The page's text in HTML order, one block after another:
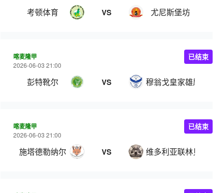
考顿体育 VS 尤尼斯堡坊
喀麦隆甲
2026-06-03 21:00
彭特靴尔 VS 穆翁戈皇家雄鹰
已结束
喀麦隆甲
2026-06-03 21:00
施塔德勒纳尔 VS 维多利亚联林贝
已结束